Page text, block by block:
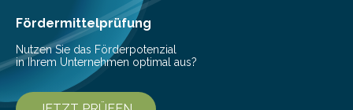
Krankenhausaufenthalten verbunden. „Mit Hilfe digitaler
Technologien…
Fördermittelprüfung
Nutzen Sie das Förderpotenzial
in Ihrem Unternehmen optimal aus?